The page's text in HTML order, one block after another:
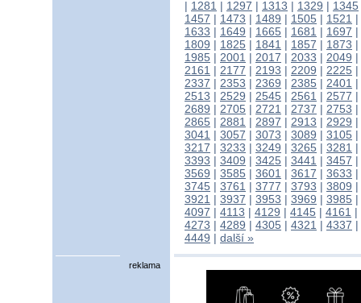
| 1281 | 1297 | 1313 | 1329 | 1345
1457 | 1473 | 1489 | 1505 | 1521 |
1633 | 1649 | 1665 | 1681 | 1697 |
1809 | 1825 | 1841 | 1857 | 1873 |
1985 | 2001 | 2017 | 2033 | 2049 |
2161 | 2177 | 2193 | 2209 | 2225 |
2337 | 2353 | 2369 | 2385 | 2401 |
2513 | 2529 | 2545 | 2561 | 2577 |
2689 | 2705 | 2721 | 2737 | 2753 |
2865 | 2881 | 2897 | 2913 | 2929 |
3041 | 3057 | 3073 | 3089 | 3105 |
3217 | 3233 | 3249 | 3265 | 3281 |
3393 | 3409 | 3425 | 3441 | 3457 |
3569 | 3585 | 3601 | 3617 | 3633 |
3745 | 3761 | 3777 | 3793 | 3809 |
3921 | 3937 | 3953 | 3969 | 3985 |
4097 | 4113 | 4129 | 4145 | 4161 |
4273 | 4289 | 4305 | 4321 | 4337 |
4449 | další »
reklama